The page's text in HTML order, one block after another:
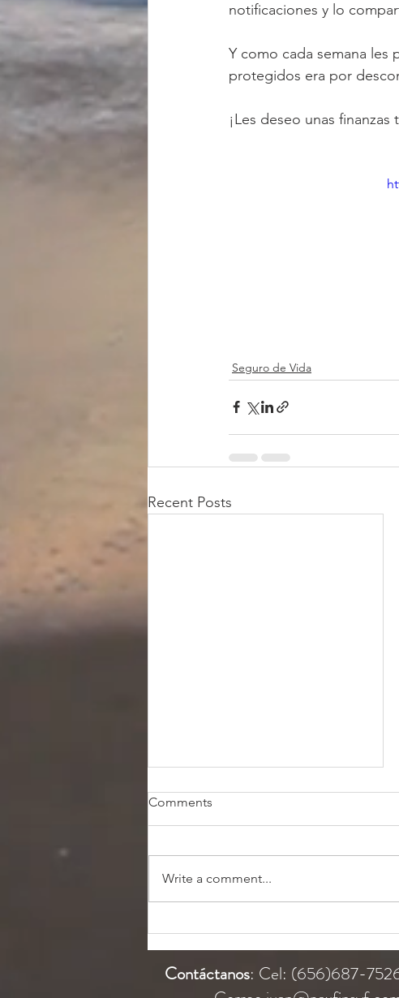
notificaciones y lo
Y como cada semana les
protegidos era por
¡Les deseo unas finanzas
Seguro de Vida
Recent Posts
Comments
Write a comment...
Contáctanos: Cel: (656)687-